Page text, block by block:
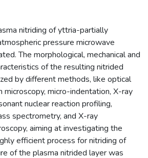
nitriding of yttria-partially
pressure microwave
The morphological, mechanical and
of the resulting nitrided
by different methods, like optical
microscopy, micro-indentation, X-ray
nuclear reaction profiling,
spectrometry, and X-ray
aiming at investigating the
efficient process for nitriding of
of the plasma nitrided layer was